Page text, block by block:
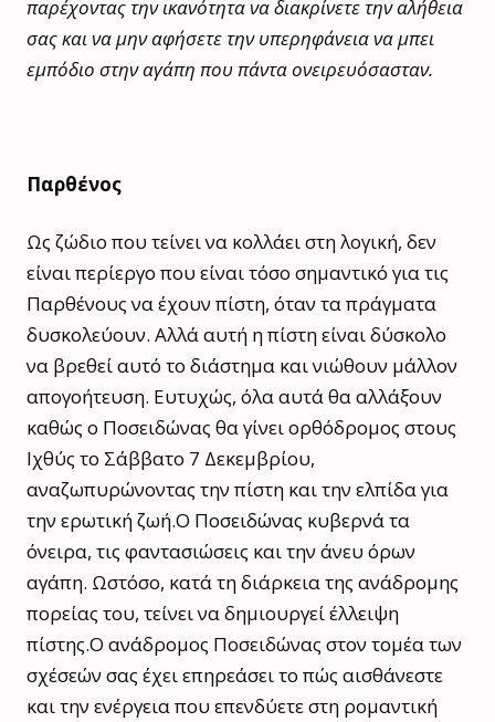
παρέχοντας την ικανότητα να διακρίνετε την αλήθεια
σας και να μην αφήσετε την υπερηφάνεια να μπει
εμπόδιο στην αγάπη που πάντα ονειρευόσασταν.
Παρθένος
Ως ζώδιο που τείνει να κολλάει στη λογική, δεν
είναι περίεργο που είναι τόσο σημαντικό για τις
Παρθένους να έχουν πίστη, όταν τα πράγματα
δυσκολεύουν. Αλλά αυτή η πίστη είναι δύσκολο
να βρεθεί αυτό το διάστημα και νιώθουν μάλλον
απογοήτευση. Ευτυχώς, όλα αυτά θα αλλάξουν
καθώς ο Ποσειδώνας θα γίνει ορθόδρομος στους
Ιχθύς το Σάββατο 7 Δεκεμβρίου,
αναζωπυρώνοντας την πίστη και την ελπίδα για
την ερωτική ζωή.Ο Ποσειδώνας κυβερνά τα
όνειρα, τις φαντασιώσεις και την άνευ όρων
αγάπη. Ωστόσο, κατά τη διάρκεια της ανάδρομης
πορείας του, τείνει να δημιουργεί έλλειψη
πίστης.Ο ανάδρομος Ποσειδώνας στον τομέα των
σχέσεών σας έχει επηρεάσει το πώς αισθάνεστε
και την ενέργεια που επενδύετε στη ρομαντική